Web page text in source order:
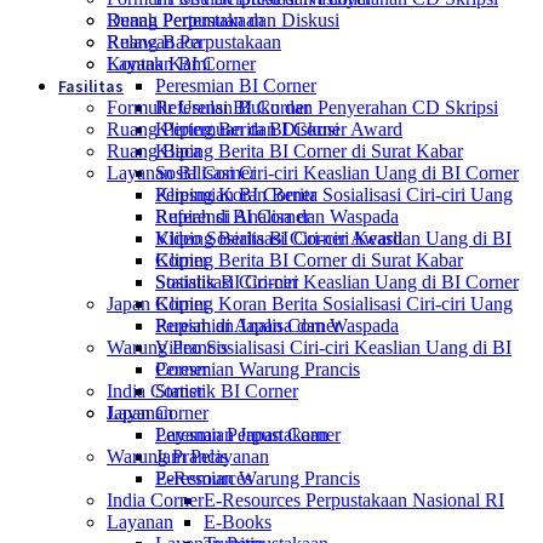
Ruang Pertemuan dan Diskusi
Ruang Baca
Layanan BI Corner
Peresmian BI Corner
Referensi BI Corner
Kliping Berita BI Corner Award
Kliping Berita BI Corner di Surat Kabar
Sosialisasi Ciri-ciri Keaslian Uang di BI Corner
Kliping Koran Berita Sosialisasi Ciri-ciri Uang
Rupiah di Analisa dan Waspada
Video Sosialisasi Ciri-ciri Keaslian Uang di BI
Corner
Statistik BI Corner
Japan Corner
Peresmian Japan Corner
Warung Prancis
Peresmian Warung Prancis
India Corner
Layanan
Layanan Perpustakaan
Jam Pelayanan
E-Resources
E-Resources Perpustakaan Nasional RI
E-Books
Denah Perpustakaan
Relawan Perpustakaan
Kontak Kami
Fasilitas
Formulir Usulan Buku dan Penyerahan CD Skripsi
Ruang Pertemuan dan Diskusi
Ruang Baca
Layanan BI Corner
Peresmian BI Corner
Referensi BI Corner
Kliping Berita BI Corner Award
Kliping Berita BI Corner di Surat Kabar
Sosialisasi Ciri-ciri Keaslian Uang di BI Corner
Kliping Koran Berita Sosialisasi Ciri-ciri Uang
Rupiah di Analisa dan Waspada
Video Sosialisasi Ciri-ciri Keaslian Uang di BI
Corner
Statistik BI Corner
Japan Corner
Peresmian Japan Corner
Warung Prancis
Peresmian Warung Prancis
India Corner
Layanan